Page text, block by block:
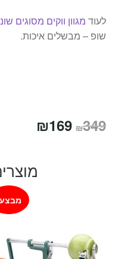
לעוד מגוון ווקים מסוגים
שופ – מבשלים איכות.
₪349 המחיר
₪169
הוא:
₪169.